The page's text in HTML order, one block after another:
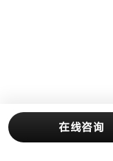
在线咨询